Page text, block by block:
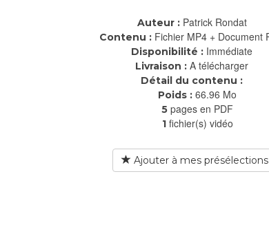
Auteur : Patrick Rondat
Contenu : Fichier MP4 + Document
Disponibilité : Immédiate
Livraison : A télécharger
Détail du contenu :
Poids : 66.96 Mo
5 pages en PDF
1 fichier(s) vidéo
Ajouter à mes présélections